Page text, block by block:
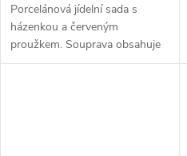
Porcelánová jídelní sada s
házenkou a červeným
proužkem. Souprava obsahuje
25 ks nádobí